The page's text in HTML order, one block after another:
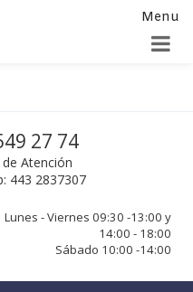
Menu
27 74
Atención
443 2837307
Lunes - Viernes 09:30 -13:00 y
14:00 - 18:00
Sábado 10:00 -14:00